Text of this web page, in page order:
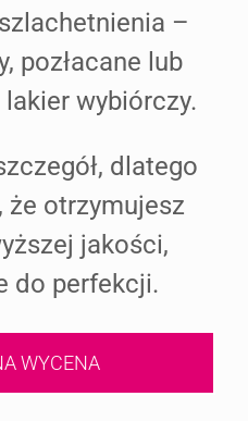
–
pozłacane lub
wybiórczy.
dlatego
że otrzymujesz
jakości,
do perfekcji.
WYCENA